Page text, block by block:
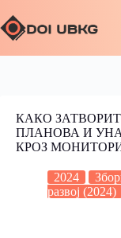
КАКО
ПЛАНОВА И
КРОЗ
2024
развој (2024)